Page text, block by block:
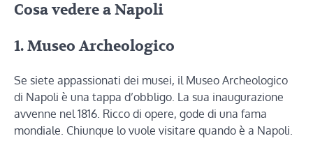
Cosa vedere a Napoli
1. Museo Archeologico
Se siete appassionati dei musei, il Museo Archeologico
di Napoli è una tappa d’obbligo. La sua inaugurazione
avvenne nel 1816. Ricco di opere, gode di una fama
mondiale. Chiunque lo vuole visitare quando è a Napoli.